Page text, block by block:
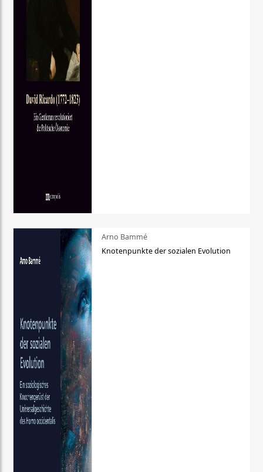
Arno Bammé
Knotenpunkte der sozialen Evolution